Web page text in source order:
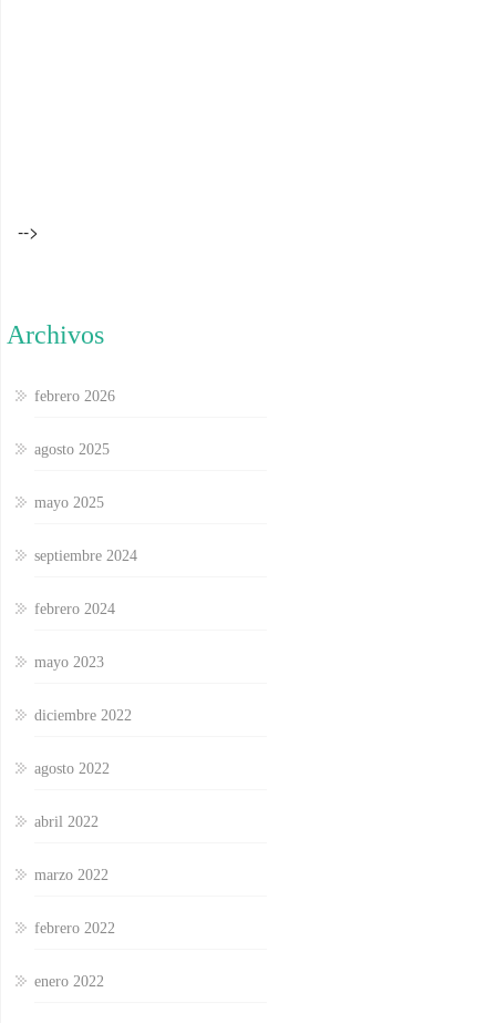
-->
Archivos
febrero 2026
agosto 2025
mayo 2025
septiembre 2024
febrero 2024
mayo 2023
diciembre 2022
agosto 2022
abril 2022
marzo 2022
febrero 2022
enero 2022